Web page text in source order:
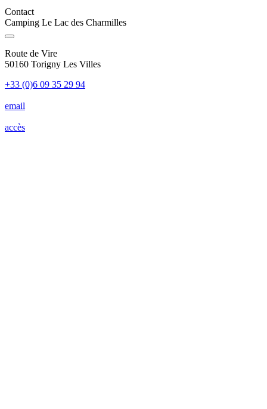
Contact
Camping Le Lac des Charmilles
Route de Vire
50160 Torigny Les Villes
+33 (0)6 09 35 29 94
email
accès